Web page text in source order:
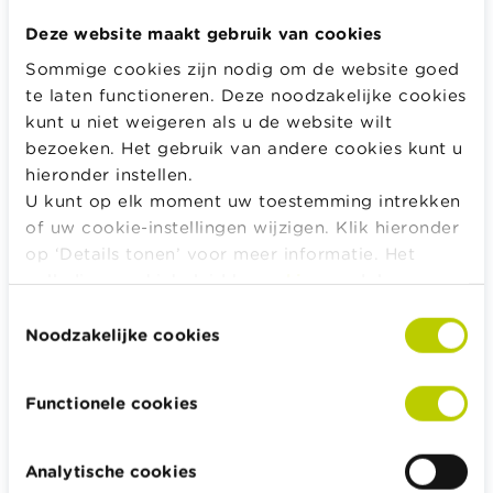
Deze website maakt gebruik van cookies
Sommige cookies zijn nodig om de website goed
te laten functioneren. Deze noodzakelijke cookies
kunt u niet weigeren als u de website wilt
bezoeken. Het gebruik van andere cookies kunt u
hieronder instellen.
U kunt op elk moment uw toestemming intrekken
of uw cookie-instellingen wijzigen. Klik hieronder
op ‘Details tonen’ voor meer informatie. Het
volledige cookiebeleid kan uhier raadplegen.
Noodzakelijke cookies
Functionele cookies
Analytische cookies
Weetje
Wil je meer weten over het systeem van
voorschotfacturen dat de energieleveranciers
toepassen? Lees dan even de pagina
'voorschotfacturen ' op onze website.
Je energiekosten drukken door de
De energiekosten zijn het enige deel van je totale
factuur waarop je een invloed hebt. Behalve de
factuur ook drukken door het
juiste contract te
Daarvoor kan je gebruik maken van officiële